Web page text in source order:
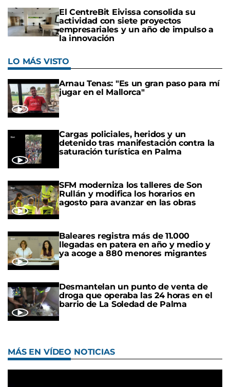
El CentreBit Eivissa consolida su
actividad con siete proyectos
empresariales y un año de impulso a
la innovación
LO MÁS VISTO
Arnau Tenas: "Es un gran paso para mí
jugar en el Mallorca"
Cargas policiales, heridos y un
detenido tras manifestación contra la
saturación turística en Palma
SFM moderniza los talleres de Son
Rullán y modifica los horarios en
agosto para avanzar en las obras
Baleares registra más de 11.000
llegadas en patera en año y medio y
ya acoge a 880 menores migrantes
Desmantelan un punto de venta de
droga que operaba las 24 horas en el
barrio de La Soledad de Palma
MÁS EN VÍDEO NOTICIAS